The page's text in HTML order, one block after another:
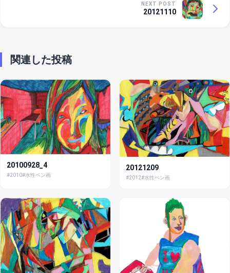
NEXT POST
20121110
関連した投稿
20100928_4
#2010#水性ペン画
20121209
#2012#水性ペン画